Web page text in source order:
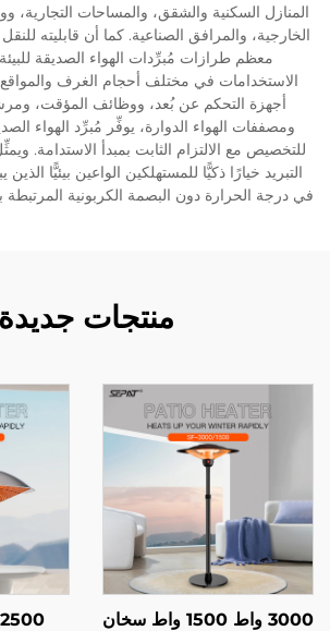
المنازل السكنية والشقق، والمساحات التجارية،
الخارجية، والمرافق الصناعية. كما أن قابليته
معظم طرازات مُبرِّدات الهواء الصديقة
الاستخدامات في مختلف أحجام الغرف
أجهزة التحكم عن بُعد، ووظائف المؤقت،
ومصففات الهواء الدوارة، يوفِّر مُبرِّد الهواء
للتخصيص مع الالتزام الثابت بمبدأ الاستدامة.
التبريد خيارًا ذكيًّا للمستهلكين الواعين بيئيًّا
في درجة الحرارة دون البصمة الكربونية المرتبطة
منتجات جديدة
3000 واط 1500 واط سخان